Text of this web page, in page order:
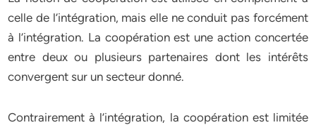
celle de l’intégration, mais elle ne conduit pas forcément
à l’intégration. La coopération est une action concertée
entre deux ou plusieurs partenaires dont les intérêts
convergent sur un secteur donné.
Contrairement à l’intégration, la coopération est limitée